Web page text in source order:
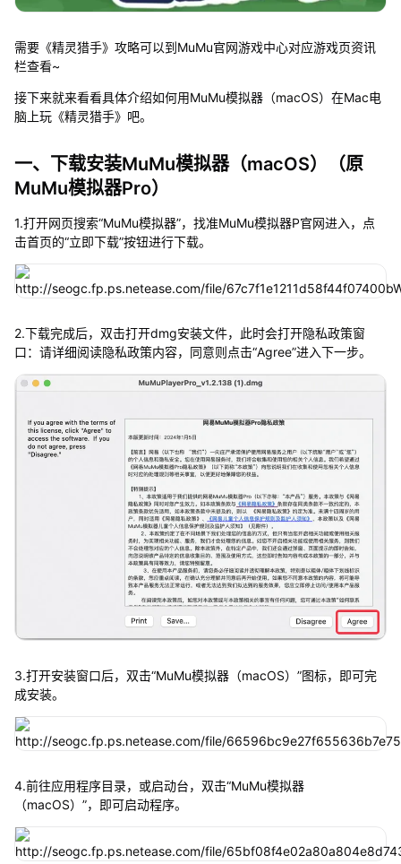
需要《精灵猎手》攻略可以到MuMu官网游戏中心对应游戏页资讯
栏查看~
接下来就来看看具体介绍如何用MuMu模拟器（macOS）在Mac电
脑上玩《精灵猎手》吧。
一、下载安装MuMu模拟器（macOS）（原
MuMu模拟器Pro）
1.打开网页搜索“MuMu模拟器”，找准MuMu模拟器P官网进入，点
击首页的“立即下载”按钮进行下载。
2.下载完成后，双击打开dmg安装文件，此时会打开隐私政策窗
口：请详细阅读隐私政策内容，同意则点击“Agree”进入下一步。
3.打开安装窗口后，双击“MuMu模拟器（macOS）”图标，即可完
成安装。
4.前往应用程序目录，或启动台，双击“MuMu模拟器
（macOS）”，即可启动程序。